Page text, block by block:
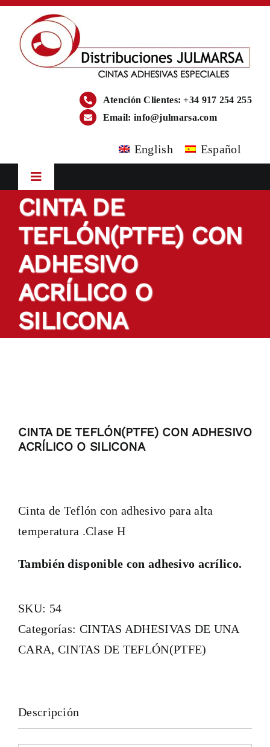
Saltar
contenido
Atención Clientes: +34 917 254 255
Email: info@julmarsa.com
English Español
Toggle
Navigation
Inicio
Productos
Cintas a medida
Blog
CINTA DE
TEFLÓN(PTFE) CON
ADHESIVO
ACRÍLICO O
SILICONA
CINTA DE TEFLÓN(PTFE) CON ADHESIVO
ACRÍLICO O SILICONA
Cinta de Teflón con adhesivo para alta
temperatura .Clase H
También disponible con adhesivo acrílico.
SKU: 54
Categorías: CINTAS ADHESIVAS DE UNA
CARA, CINTAS DE TEFLÓN(PTFE)
Descripción